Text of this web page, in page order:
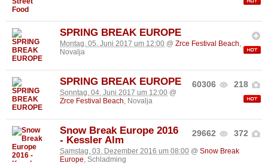
SPRING BREAK EUROPE
Montag, 05. Juni 2017 um 12:00 @ Zrce Festival Beach,
Novalja
60306 218
SPRING BREAK EUROPE
Sonntag, 04. Juni 2017 um 12:00 @
Zrce Festival Beach, Novalja
29662 372
Snow Break Europe 2016
- Kessler Alm
Samstag, 03. Dezember 2016 um 08:00 @ Snow Break
Europe, Schladming